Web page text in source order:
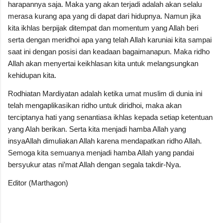
harapannya saja. Maka yang akan terjadi adalah akan selalu
merasa kurang apa yang di dapat dari hidupnya. Namun jika
kita ikhlas berpijak ditempat dan momentum yang Allah beri
serta dengan meridhoi apa yang telah Allah karuniai kita sampai
saat ini dengan posisi dan keadaan bagaimanapun. Maka ridho
Allah akan menyertai keikhlasan kita untuk melangsungkan
kehidupan kita.
Rodhiatan Mardiyatan adalah ketika umat muslim di dunia ini
telah mengaplikasikan ridho untuk diridhoi, maka akan
terciptanya hati yang senantiasa ikhlas kepada setiap ketentuan
yang Alah berikan. Serta kita menjadi hamba Allah yang
insyaAllah dimuliakan Allah karena mendapatkan ridho Allah.
Semoga kita semuanya menjadi hamba Allah yang pandai
bersyukur atas ni’mat Allah dengan segala takdir-Nya.
Editor (Marthagon)